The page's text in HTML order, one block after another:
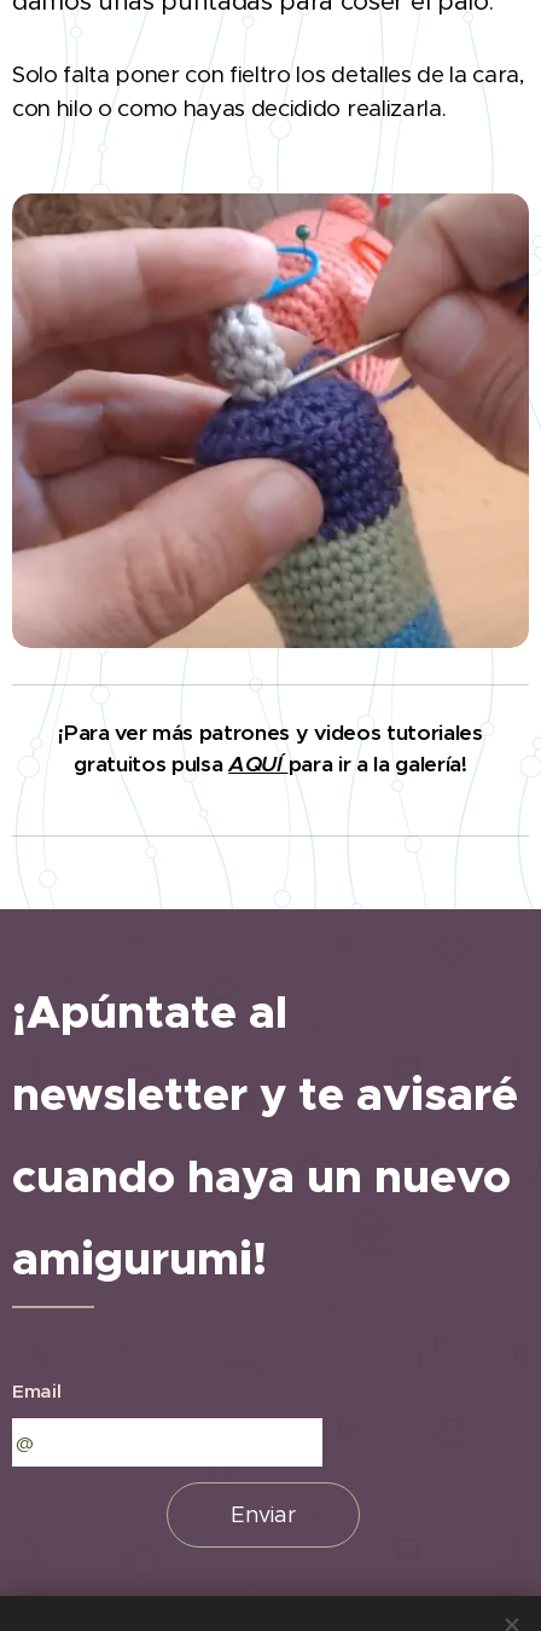
Solo falta poner con fieltro los detalles de la cara,
con hilo o como hayas decidido realizarla.
¡Para ver más patrones y videos tutoriales
gratuitos pulsaAQUÍpara ir a la galería!
¡Apúntate al
newsletter y te avisaré
cuando haya un nuevo
amigurumi!
Email
Enviar